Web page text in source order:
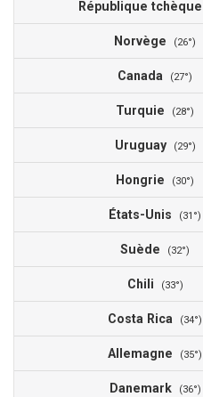
République tchèque
Norvège (26°)
Canada (27°)
Turquie (28°)
Uruguay (29°)
Hongrie (30°)
États-Unis (31°)
Suède (32°)
Chili (33°)
Costa Rica (34°)
Allemagne (35°)
Danemark (36°)